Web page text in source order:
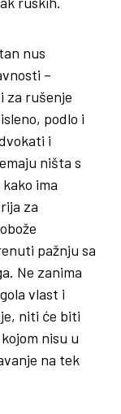
nus
–
za rušenje
podlo i
i
ništa s
ima
za
pažnju sa
Ne zanima
vlast i
niti će biti
nisu u
na tek